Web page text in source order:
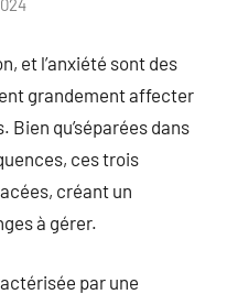
et l’anxiété sont des
grandement affecter
Bien qu’séparées dans
ces trois
créant un
à gérer.
par une